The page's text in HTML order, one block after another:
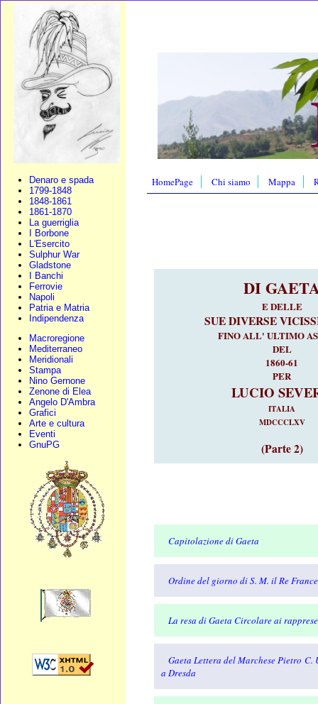
Denaro e spada
1799-1848
1848-1861
1861-1870
La guerriglia
I Borbone
L'Esercito
Sulphur War
Gladstone
I Banchi
Ferrovie
Napoli
Patria e Matria
Indipendenza
Macroregione
Mediterraneo
Meridionali
Stampa
Nino Gernone
Zenone di Elea
Angelo D'Ambra
Grafici
Arte e cultura
Eventi
GnuPG
HomePage Chi siamo Mappa
DI
E DELLE
SUE DIVERSE
FINO ALL' ULTIMO
DEL
1860-61
PER
LUCIO
ITALIA
MDCCCLXV
(Parte 2)
Capitolazione di Gaeta
Ordine del giorno di S. M. il Re
La resa di Gaeta Circolare ai
Gaeta Lettera del Marchese Pietro
a Dresda